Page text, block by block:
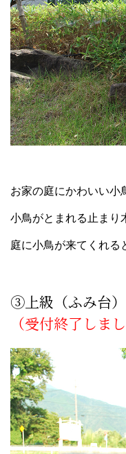
お家の庭にかわいい小
小鳥がとまれる止まり
庭に小鳥が来てくれる
③上級（ふみ台）
（受付終了しまし